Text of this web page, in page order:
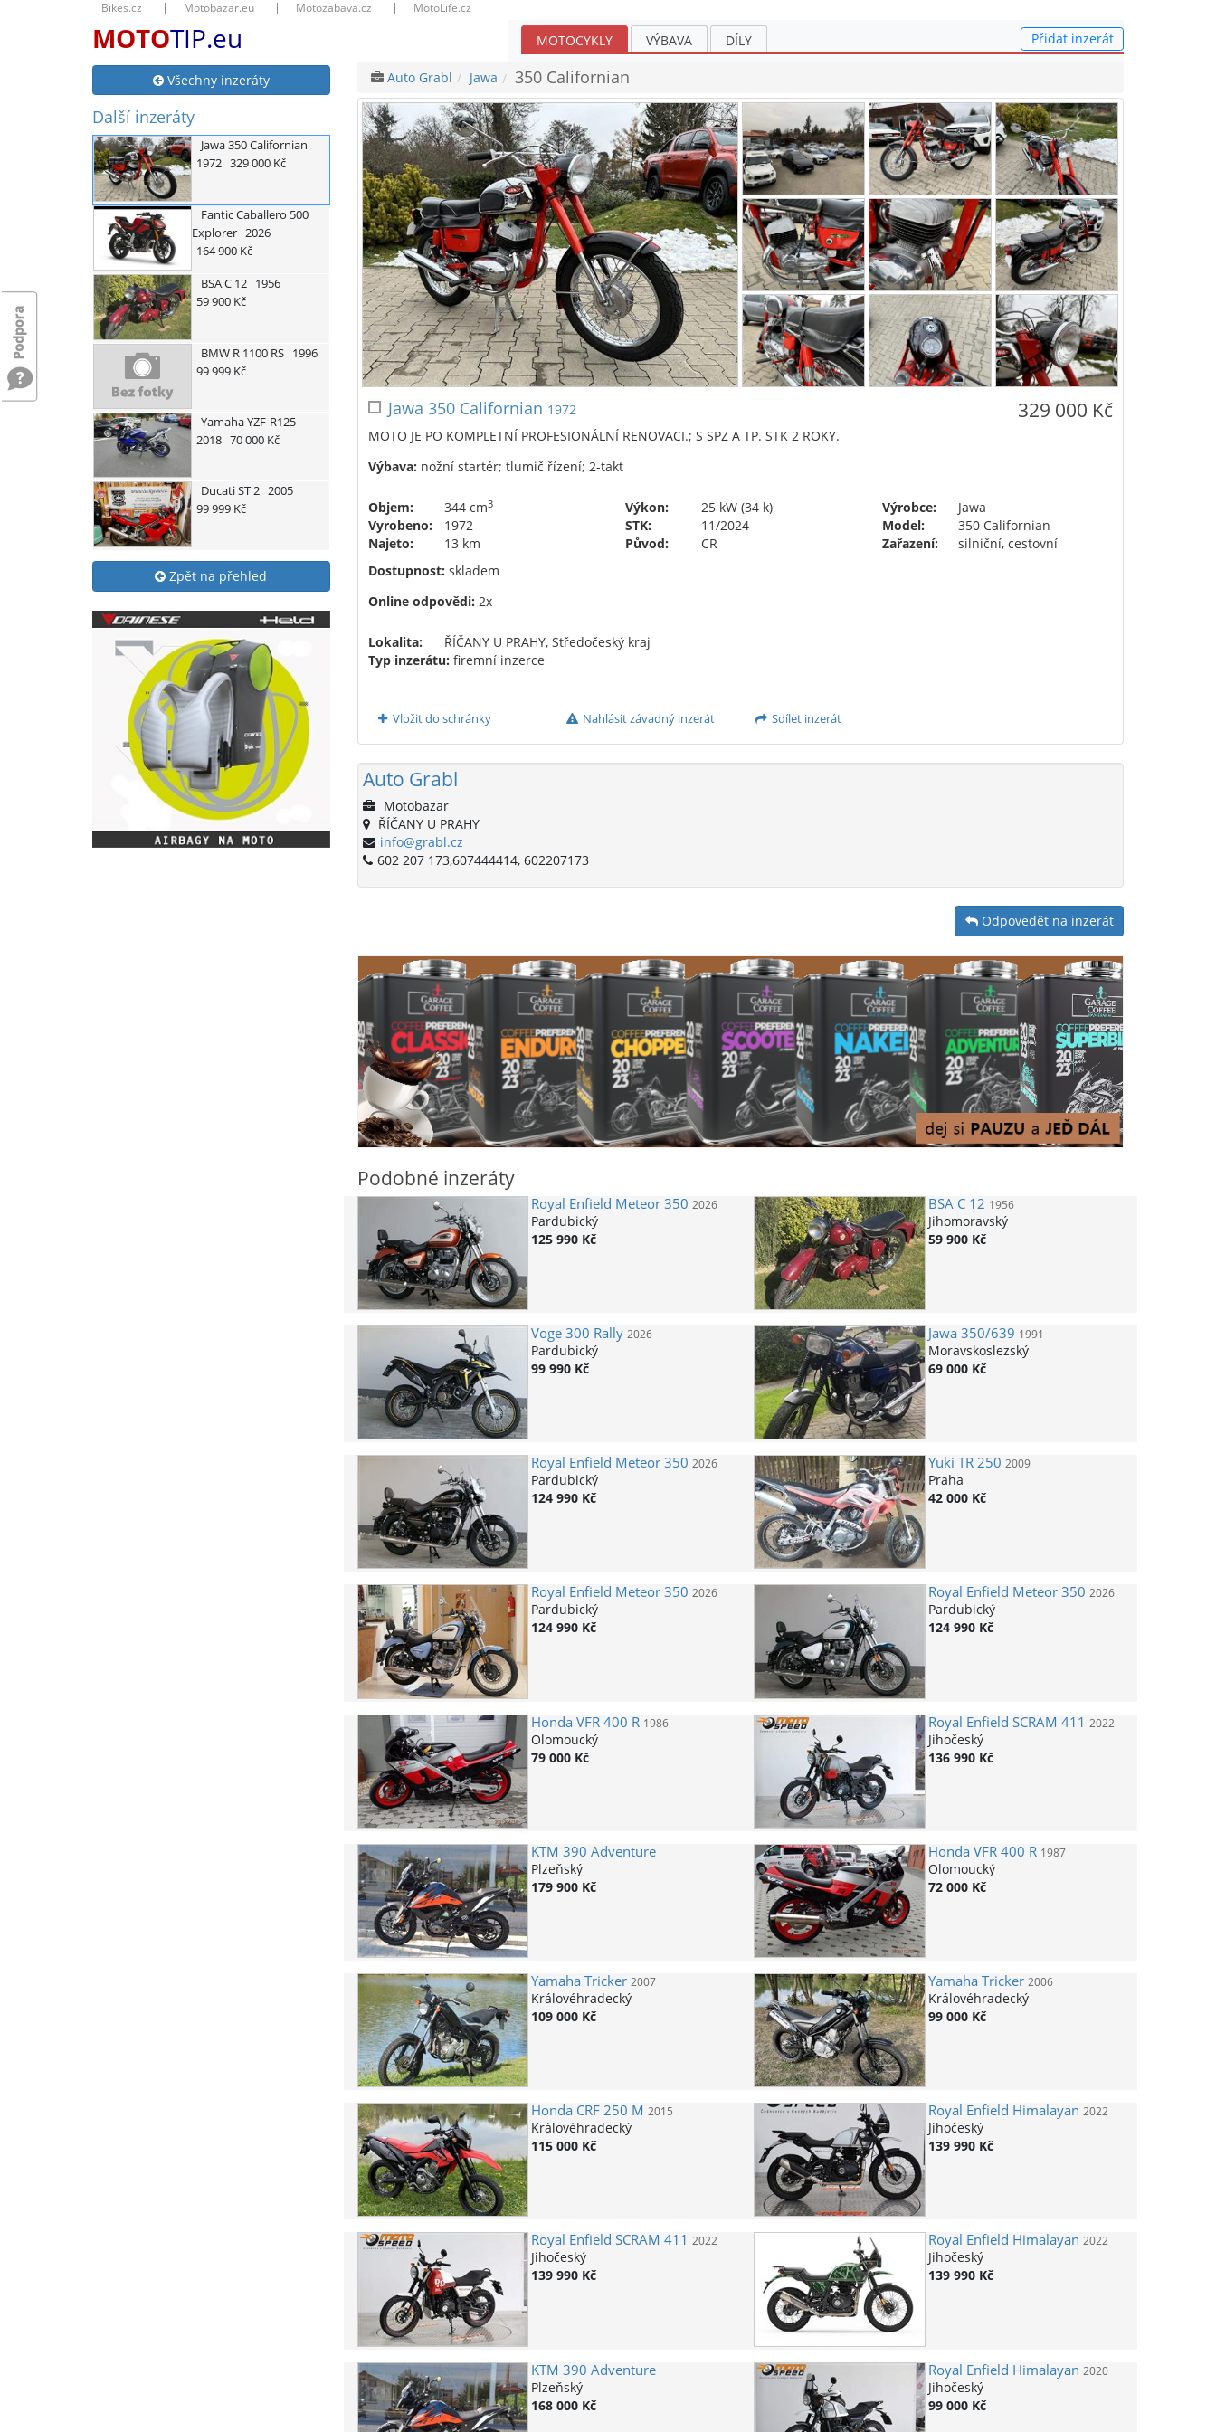
Bikes.cz Motobazar.eu Motozabava.cz MotoLife.cz
MOTOTIP.eu MOTOCYKLY VÝBAVA DÍLY Přidat inzerát
Všechny inzeráty
Další inzeráty
Jawa350 Californian
1972 329 000 Kč
FanticCaballero 500
Explorer 2026
164 900 Kč
BSAC 12 1956
59 900 Kč
BMWR 1100 RS 1996
99 999 Kč
YamahaYZF-R125
2018 70 000 Kč
DucatiST 2 2005
99 999 Kč
Zpět na přehled
Auto Grabl Jawa 350 Californian
329 000 Kč
Jawa 350 Californian 1972
MOTO JE PO KOMPLETNÍ PROFESIONÁLNÍ RENOVACI.; S SPZ A TP. STK 2 ROKY.
Výbava: nožní startér; tlumič řízení; 2-takt
Objem: 344 cm3
Vyrobeno:
1972
Najeto:
13 km
Výkon:
25 kW (34 k)
STK:
11/2024
Původ:
CR
Výrobce:
Jawa
Model:
350 Californian
Zařazení:
silniční, cestovní
Dostupnost: skladem
Online odpovědi: 2x
Lokalita:
ŘÍČANY U PRAHY, Středočeský kraj
Typ inzerátu: firemní inzerce
Vložit do schránky Nahlásit závadný inzerát Sdílet inzerát
Auto Grabl
Motobazar
ŘÍČANY U PRAHY
info@grabl.cz
602 207 173,607444414, 602207173
Odpovedět na inzerát
Podobné inzeráty
Royal Enfield Meteor 350 2026
Pardubický
125 990 Kč
BSA C 12 1956
Jihomoravský
59 900 Kč
Voge300 Rally 2026
Pardubický
99 990 Kč
Jawa350/639 1991
Moravskoslezský
69 000 Kč
Royal Enfield Meteor 350 2026
Pardubický
124 990 Kč
Yuki TR 250 2009
Praha
42 000 Kč
Royal Enfield Meteor 350 2026
Pardubický
124 990 Kč
Royal Enfield Meteor 350 2026
Pardubický
124 990 Kč
HondaVFR 400 R 1986
Olomoucký
79 000 Kč
Royal Enfield SCRAM 411 2022
Jihočeský
136 990 Kč
KTM 390 Adventure
Plzeňský
179 900 Kč
HondaVFR 400 R 1987
Olomoucký
72 000 Kč
YamahaTricker 2007
Královéhradecký
109 000 Kč
YamahaTricker 2006
Královéhradecký
99 000 Kč
Honda CRF 250 M 2015
Královéhradecký
115 000 Kč
Royal Enfield Himalayan 2022
Jihočeský
139 990 Kč
Royal Enfield SCRAM 411 2022
Jihočeský
139 990 Kč
Royal Enfield Himalayan 2022
Jihočeský
139 990 Kč
KTM 390 Adventure
Plzeňský
168 000 Kč
Royal Enfield Himalayan 2020
Jihočeský
99 000 Kč